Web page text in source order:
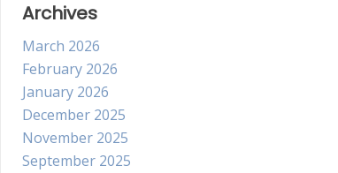
Archives
March 2026
February 2026
January 2026
December 2025
November 2025
September 2025